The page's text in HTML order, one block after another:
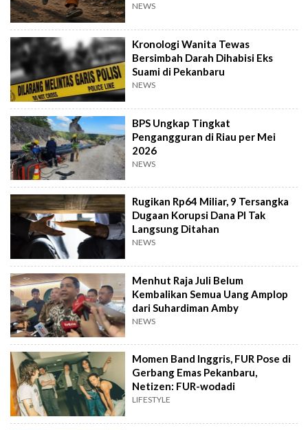
NEWS
Kronologi Wanita Tewas
Bersimbah Darah Dihabisi Eks
Suami di Pekanbaru
NEWS
BPS Ungkap Tingkat
Pengangguran di Riau per Mei
2026
NEWS
Rugikan Rp64 Miliar, 9 Tersangka
Dugaan Korupsi Dana PI Tak
Langsung Ditahan
NEWS
Menhut Raja Juli Belum
Kembalikan Semua Uang Amplop
dari Suhardiman Amby
NEWS
Momen Band Inggris, FUR Pose di
Gerbang Emas Pekanbaru,
Netizen: FUR-wodadi
LIFESTYLE